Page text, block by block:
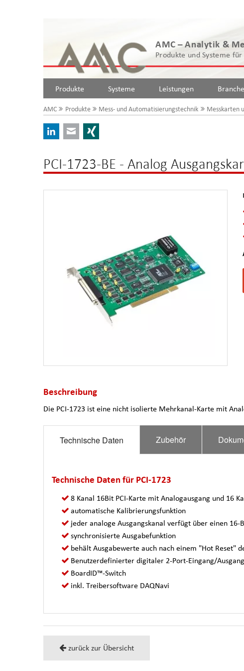
AMC – Analytik &
Produkte und Systeme
Produkte Systeme Leistungen
AMC Produkte Mess- und Automatisierungstechnik Messkarten
LinkedInE-mail
PCI-1723-BE - Analog
Beschreibung
Die PCI-1723 ist eine nicht isolierte Mehrkanal-Karte mit
Technische Daten Zubehör
Technische Daten für PCI-1723
8 Kanal 16Bit PCI-Karte mit Analogausgang und 16
automatische Kalibrierungsfunktion
jeder analoge Ausgangskanal verfügt über einen 16-
synchronisierte Ausgabefunktion
behält Ausgabewerte auch nach einem "Hot Reset"
Benutzerdefinierter digitaler 2-Port-Eingang/
BoardID™-Switch
inkl. Treibersoftware DAQNavi
zurück zur Übersicht